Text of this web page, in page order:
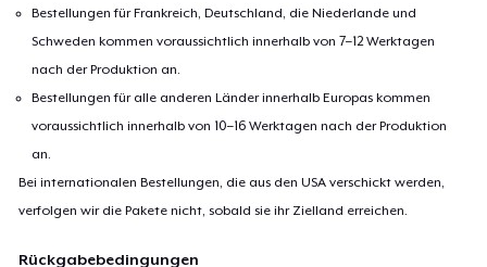
Bestellungen für Frankreich, Deutschland, die Niederlande und
Schweden kommen voraussichtlich innerhalb von 7–12 Werktagen
nach der Produktion an.
Bestellungen für alle anderen Länder innerhalb Europas kommen
voraussichtlich innerhalb von 10–16 Werktagen nach der Produktion
an.
Bei internationalen Bestellungen, die aus den USA verschickt werden,
verfolgen wir die Pakete nicht, sobald sie ihr Zielland erreichen.
Rückgabebedingungen